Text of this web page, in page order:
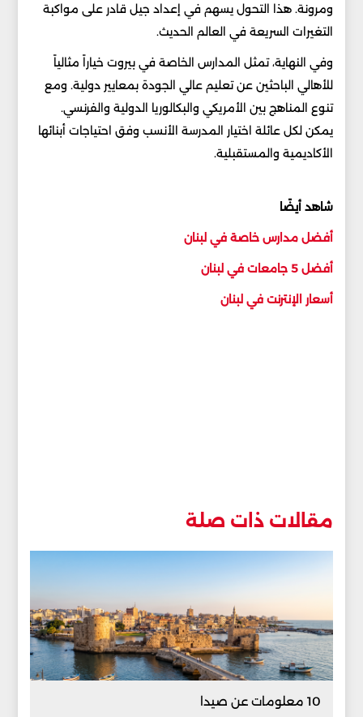
ومرونة. هذا التحول يسهم في إعداد جيل قادر على مواكبة
التغيرات السريعة في العالم الحديث.
وفي النهاية، تمثل المدارس الخاصة في بيروت خياراً مثالياً
للأهالي الباحثين عن تعليم عالي الجودة بمعايير دولية. ومع
تنوع المناهج بين الأمريكي والبكالوريا الدولية والفرنسي.
يمكن لكل عائلة اختيار المدرسة الأنسب وفق احتياجات أبنائها
الأكاديمية والمستقبلية.
شاهد أيضًا
أفضل مدارس خاصة في لبنان
أفضل 5 جامعات في لبنان
أسعار الإنترنت في لبنان
مقالات ذات صلة
10 معلومات عن صيدا